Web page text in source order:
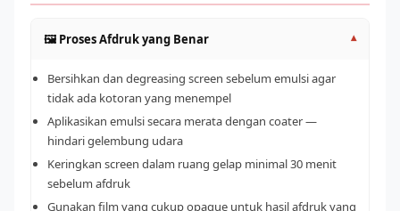
🖼️ Proses Afdruk yang Benar ▾
Bersihkan dan degreasing screen sebelum emulsi agar
tidak ada kotoran yang menempel
Aplikasikan emulsi secara merata dengan coater —
hindari gelembung udara
Keringkan screen dalam ruang gelap minimal 30 menit
sebelum afdruk
Gunakan film yang cukup opaque untuk hasil afdruk yang